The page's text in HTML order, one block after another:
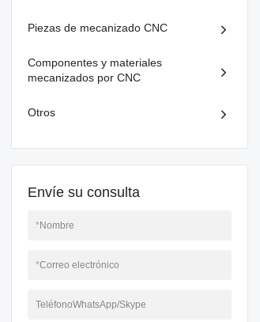
Piezas de mecanizado CNC
Componentes y materiales
mecanizados por CNC
Otros
Envíe su consulta
*Nombre
*Correo electrónico
TeléfonoWhatsApp/Skype